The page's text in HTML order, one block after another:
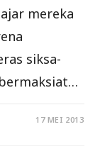
mereka
siksa-
17 MEI 2013